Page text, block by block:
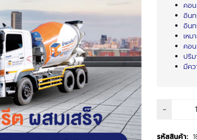
คอ
อิน
อิน
เหม
คอ
ปริ
มีคว
รหัสสินค้า: